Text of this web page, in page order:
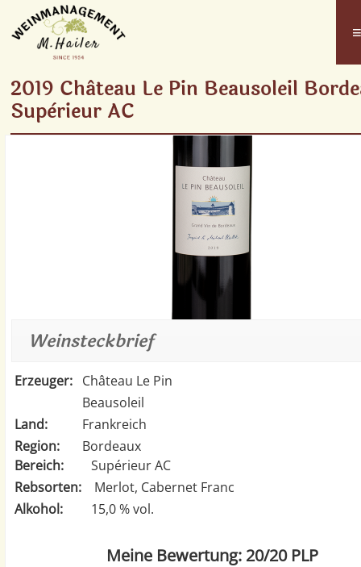
≡
2019 Château Le Pin Beausoleil
Supèrieur AC
Weinsteckbrief
Erzeuger: Château Le Pin
Beausoleil
Land:
Frankreich
Region:
Bordeaux
Bereich:
Supérieur AC
Rebsorten:
Merlot, Cabernet Franc
Alkohol:
15,0 % vol.
Meine Bewertung: 20/20 PLP